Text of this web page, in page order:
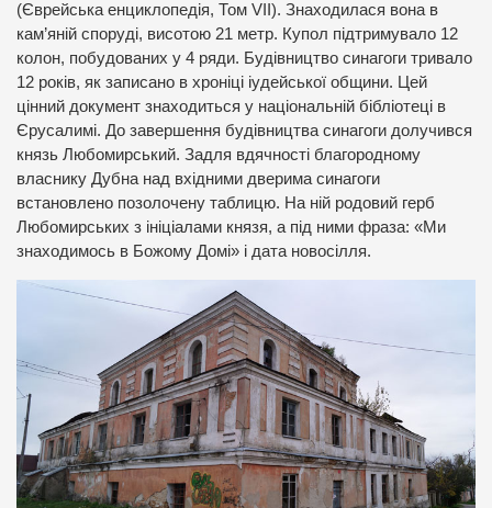
(Єврейська енциклопедія, Том VII). Знаходилася вона в
кам’яній споруді, висотою 21 метр. Купол підтримувало 12
колон, побудованих у 4 ряди. Будівництво синагоги тривало
12 років, як записано в хроніці іудейської общини. Цей
цінний документ знаходиться у національній бібліотеці в
Єрусалимі. До завершення будівництва синагоги долучився
князь Любомирський. Задля вдячності благородному
власнику Дубна над вхідними дверима синагоги
встановлено позолочену таблицю. На ній родовий герб
Любомирських з ініціалами князя, а під ними фраза: «Ми
знаходимось в Божому Домі» і дата новосілля.